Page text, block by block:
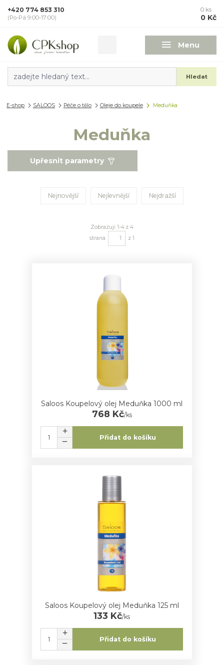
Menu
Hledat
+420 774 853 310
(Po-Pá 9:00-17:00)
0 ks
0 Kč
E-shop SALOOS Péče o tělo Oleje do koupele Meduňka
Meduňka
Upřesnit parametry
Nejnovější Nejlevnější Nejdražší
Zobrazuji 1-4 z 4
strana
z 1
Saloos Koupelový olej Meduňka 1000 ml
768 Kč/ks
Přidat do košíku
Saloos Koupelový olej Meduňka 125 ml
133 Kč/ks
Přidat do košíku